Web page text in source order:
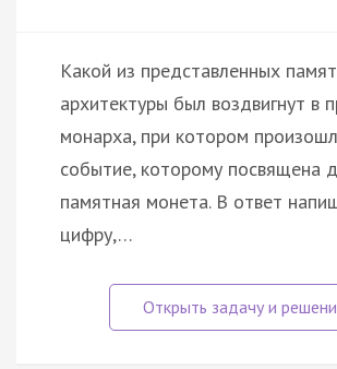
Какой из представленных
архитектуры был воздвигнут в
монарха, при котором
событие, которому посвящена
памятная монета. В ответ
цифру,…